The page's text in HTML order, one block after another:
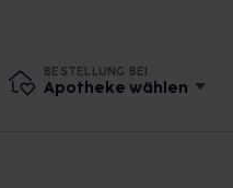
BESTELLUNG BEI
Apotheke wählen